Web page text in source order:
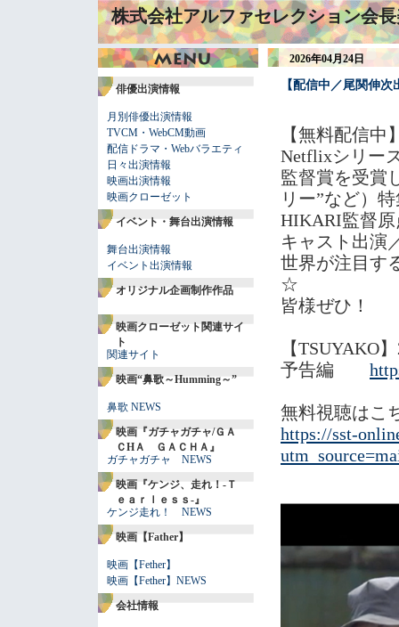
株式会社アルファセレクション会
俳優出演情報
月別俳優出演情報
TVCM・WebCM動画
配信ドラマ・Webバラエティ
日々出演情報
映画出演情報
映画クローゼット
イベント・舞台出演情報
舞台出演情報
イベント出演情報
オリジナル企画制作作品
映画クローゼット関連サイ
ト
関連サイト
映画“鼻歌～Humming～”
鼻歌 NEWS
映画『ガチャガチャ/ＧＡ
ＣHＡ ＧＡＣＨＡ』
ガチャガチャ NEWS
映画『ケンジ、走れ！-Ｔ
ｅａｒｌｅｓｓ-』
ケンジ走れ！ NEWS
映画【Father】
映画【Fether】
映画【Fether】NEWS
会社情報
2026年04月24日
【配信中／尾関伸
【無料配信中
Netflixシリー
監督賞を受賞
リー”など）
HIKARI監督原
キャスト出演
世界が注目す
☆
皆様ぜひ！
【TSUYAKO
予告編
無料視聴はこ
https://sst-